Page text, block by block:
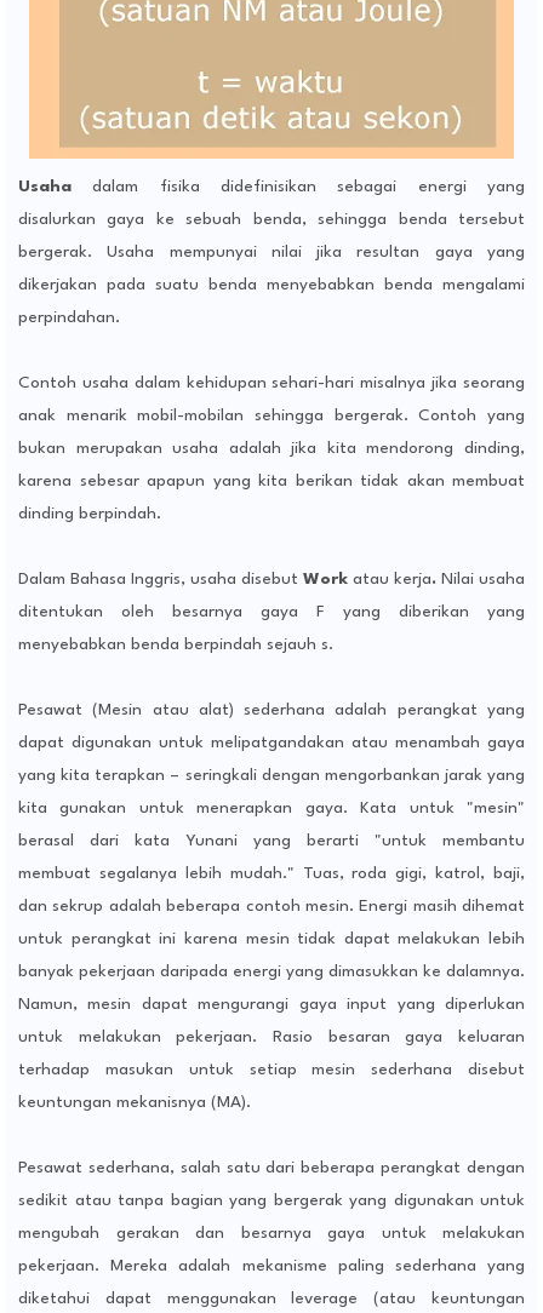
Usaha dalam fisika didefinisikan sebagai energiyang
disalurkangaya
ke sebuah benda, sehingga benda tersebut
bergerak. Usaha mempunyai nilai jika resultan gaya yang
dikerjakan pada suatu benda menyebabkan benda mengalami
perpindahan.
Contoh usaha dalam kehidupan sehari-hari misalnya jika seorang
anak menarik mobil-mobilan sehingga bergerak. Contoh yang
bukan merupakan usaha adalah jika kita mendorong dinding,
karena sebesar apapun yang kita berikan tidak akan membuat
dinding berpindah.
Dalam Bahasa Inggris, usaha disebut Work atau kerja. Nilai usaha
ditentukan oleh besarnya gaya F yang diberikan yang
menyebabkan benda berpindah sejauh s.
Pesawat (Mesin atau alat) sederhana adalah perangkat yang
dapat digunakan untuk melipatgandakan atau menambah gaya
yang kita terapkan – seringkali dengan mengorbankan jarak yang
kita gunakan untuk menerapkan gaya. Kata untuk "mesin"
berasal dari kata Yunani yang berarti "untuk membantu
membuat segalanya lebih mudah." Tuas, roda gigi, katrol, baji,
dan sekrup adalah beberapa contoh mesin. Energi masih dihemat
untuk perangkat ini karena mesin tidak dapat melakukan lebih
banyak pekerjaan daripada energi yang dimasukkan ke dalamnya.
Namun, mesin dapat mengurangi gaya input yang diperlukan
untuk melakukan pekerjaan. Rasio besaran gaya keluaran
terhadap masukan untuk setiap mesin sederhana disebut
keuntungan mekanisnya (MA).
Pesawat sederhana, salah satu dari beberapa perangkat dengan
sedikit atau tanpa bagian yang bergerak yang digunakan untuk
mengubah gerakan dan besarnya gaya untuk melakukan
pekerjaan. Mereka adalah mekanisme paling sederhana yang
diketahui dapat menggunakan leverage (atau keuntungan